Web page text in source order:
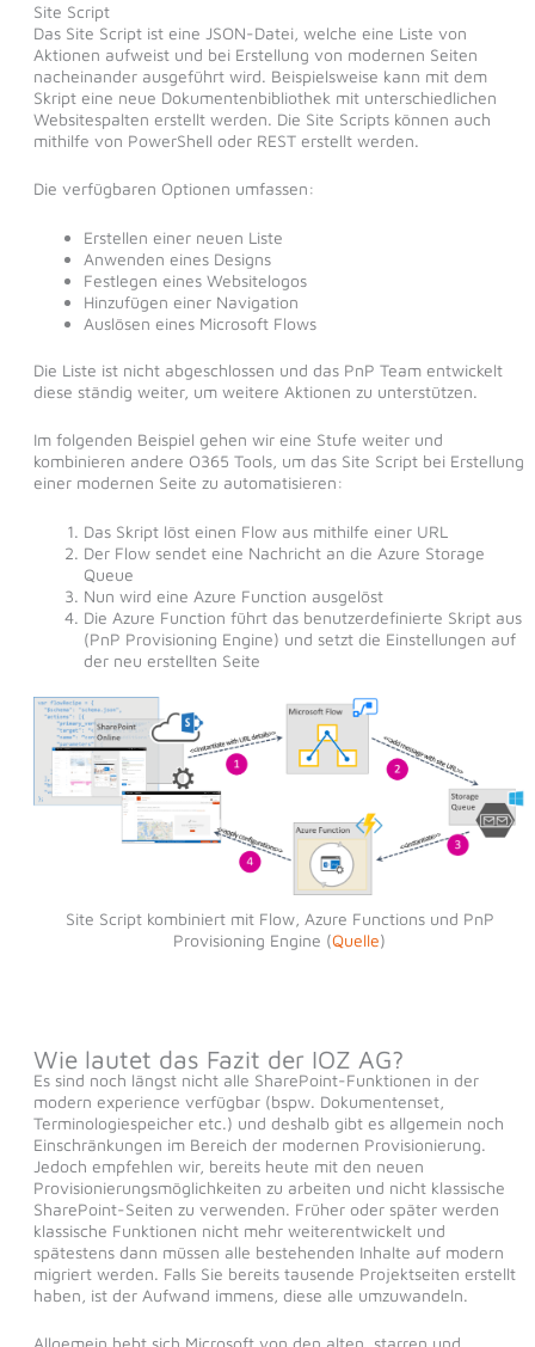
Site Script
Das Site Script ist eine JSON-Datei, welche eine Liste von
Aktionen aufweist und bei Erstellung von modernen Seiten
nacheinander ausgeführt wird. Beispielsweise kann mit dem
Skript eine neue Dokumentenbibliothek mit unterschiedlichen
Websitespalten erstellt werden. Die Site Scripts können auch
mithilfe von PowerShell oder REST erstellt werden.
Die verfügbaren Optionen umfassen:
Erstellen einer neuen Liste
Anwenden eines Designs
Festlegen eines Websitelogos
Hinzufügen einer Navigation
Auslösen eines Microsoft Flows
Die Liste ist nicht abgeschlossen und das PnP Team entwickelt
diese ständig weiter, um weitere Aktionen zu unterstützen.
Im folgenden Beispiel gehen wir eine Stufe weiter und
kombinieren andere O365 Tools, um das Site Script bei Erstellung
einer modernen Seite zu automatisieren:
Das Skript löst einen Flow aus mithilfe einer URL
Der Flow sendet eine Nachricht an die Azure Storage
Queue
Nun wird eine Azure Function ausgelöst
Die Azure Function führt das benutzerdefinierte Skript aus
(PnP Provisioning Engine) und setzt die Einstellungen auf
der neu erstellten Seite
Site Script kombiniert mit Flow, Azure Functions und PnP
Provisioning Engine (Quelle)
Wie lautet das Fazit der IOZ AG?
Es sind noch längst nicht alle SharePoint-Funktionen in der
modern experience verfügbar (bspw. Dokumentenset,
Terminologiespeicher etc.) und deshalb gibt es allgemein noch
Einschränkungen im Bereich der modernen Provisionierung.
Jedoch empfehlen wir, bereits heute mit den neuen
Provisionierungsmöglichkeiten zu arbeiten und nicht klassische
SharePoint-Seiten zu verwenden. Früher oder später werden
klassische Funktionen nicht mehr weiterentwickelt und
spätestens dann müssen alle bestehenden Inhalte auf modern
migriert werden. Falls Sie bereits tausende Projektseiten erstellt
haben, ist der Aufwand immens, diese alle umzuwandeln.